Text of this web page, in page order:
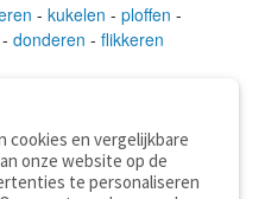
- kukelen - ploffen -
- donderen - flikkeren
cookies en vergelijkbare
onze website op de
te personaliseren